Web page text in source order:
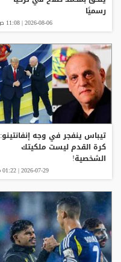
رسميًا
2026-08-06 | 11:08 ص
تيباس ينفجر في وجه إنفانتينو:
كرة القدم ليست ملكيتك
الشخصية!
2026-07-29 | 01:22 م